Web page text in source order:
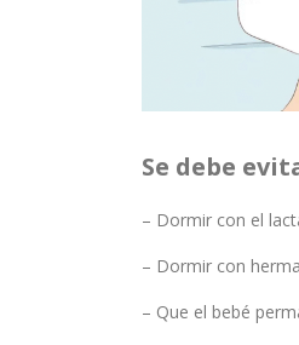
Se debe
– Dormir con el
– Dormir con
– Que el bebé